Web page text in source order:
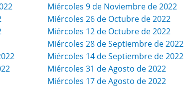
Miércoles 9 de Noviembre de 2022
Miércoles 26 de Octubre de 2022
Miércoles 12 de Octubre de 2022
Miércoles 28 de Septiembre de 2022
Miércoles 14 de Septiembre de 2022
Miércoles 31 de Agosto de 2022
Miércoles 17 de Agosto de 2022